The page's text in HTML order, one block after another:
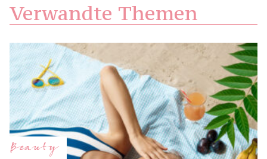
Verwandte Themen
Beauty